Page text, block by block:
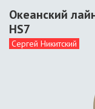
Океанский
HS7
Сергей Никитский